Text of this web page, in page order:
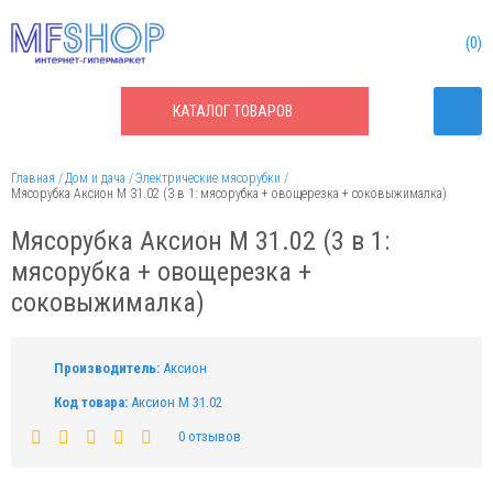
КАТАЛОГТОВАРОВ
0
Главная Дом и дача
Электрические мясорубки
Мясорубка Аксион М 31.02 (3 в 1: мясорубка + овощерезка + соковыжималка)
Мясорубка Аксион М 31.02 (3 в 1:
мясорубка + овощерезка +
соковыжималка)
Производитель: Аксион
Код товара: Аксион М 31.02
0 отзывов